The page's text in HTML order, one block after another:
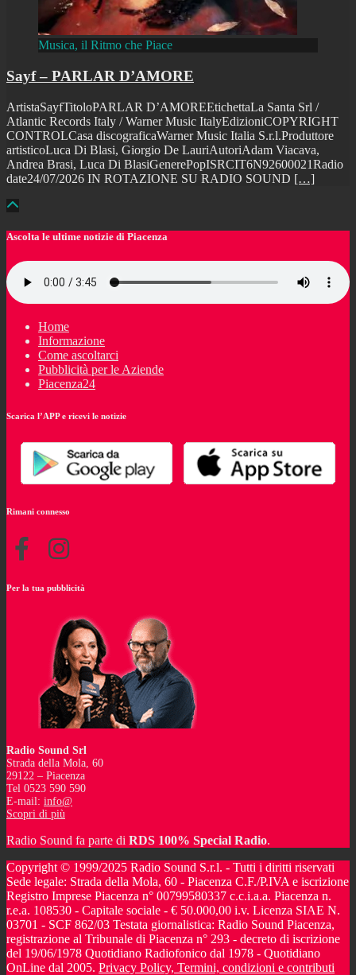
Musica, il Ritmo che Piace
Sayf – PARLAR D’AMORE
ArtistaSayfTitoloPARLAR D’AMOREEtichettaLa Santa Srl /
Atlantic Records Italy / Warner Music ItalyEdizioniCOPYRIGHT
CONTROLCasa discograficaWarner Music Italia S.r.l.Produttore
artisticoLuca Di Blasi, Giorgio De LauriAutoriAdam Viacava,
Andrea Brasi, Luca Di BlasiGenerePopISRCIT6N92600021Radio
date24/07/2026 IN ROTAZIONE SU RADIO SOUND […]
Ascolta le ultime notizie di Piacenza
Home
Informazione
Come ascoltarci
Pubblicità per le Aziende
Piacenza24
Scarica l’APP e ricevi le notizie
Rimani connesso
Per la tua pubblicità
Radio Sound Srl
Strada della Mola, 60
29122 – Piacenza
Tel 0523 590 590
E-mail: info@
Scopri di più
Radio Sound fa parte di RDS 100% Special Radio.
Copyright © 1999/2025 Radio Sound S.r.l. - Tutti i diritti riservati
Sede legale: Strada della Mola, 60 - Piacenza C.F./P.IVA e iscrizione
Registro Imprese Piacenza n° 00799580337 c.c.i.a.a. Piacenza n.
r.e.a. 108530 - Capitale sociale - € 50.000,00 i.v. Licenza SIAE N.
03701 - SCF 862/03 Testata giornalistica: Radio Sound Piacenza,
registrazione al Tribunale di Piacenza n° 293 - decreto di iscrizione
del 19/06/1978 Quotidiano Radiofonico dal 1978 - Quotidiano
OnLine dal 2005. Privacy Policy, Termini, condizioni e contributi